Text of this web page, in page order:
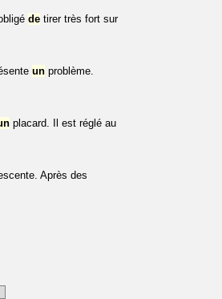
de tirer très fort sur
un problème.
placard. Il est réglé au
Après des